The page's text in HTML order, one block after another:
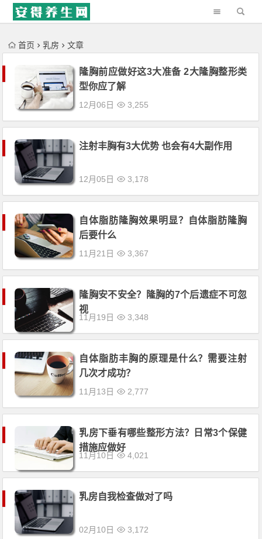
'); })();
首页 乳房 文章
隆胸前应做好这3大准备 2大隆胸整形类
型你应了解
12月06日 3,255
注射丰胸有3大优势 也会有4大副作用
12月05日 3,178
自体脂肪隆胸效果明显？自体脂肪隆胸
后要什么
11月21日 3,367
隆胸安不安全？隆胸的7个后遗症不可忽
视
11月19日 3,348
自体脂肪丰胸的原理是什么？需要注射
几次才成功？
11月13日 2,777
乳房下垂有哪些整形方法？日常3个保健
措施应做好
11月10日 4,021
乳房自我检查做对了吗
02月10日 3,172